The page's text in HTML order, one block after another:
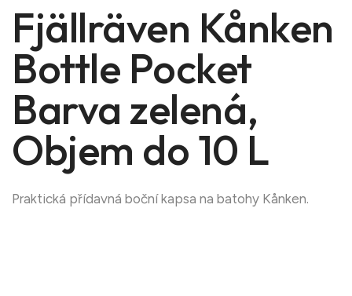
Fjällräven Kånken
Bottle Pocket
Barva zelená,
Objem do 10 L
Praktická přídavná boční kapsa na batohy Kånken.